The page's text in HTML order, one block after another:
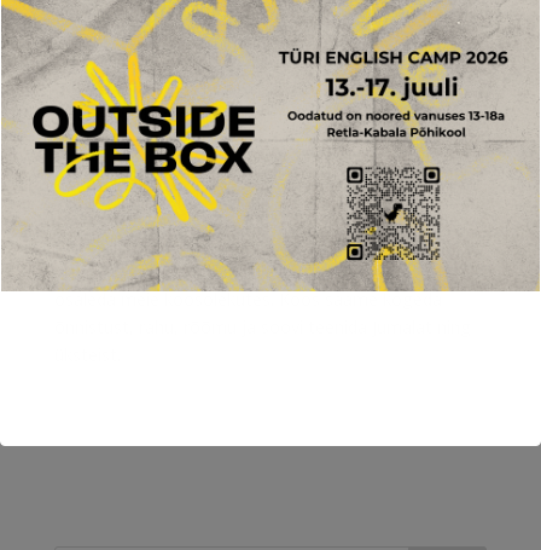
tähendab, et meie kõigi ühendatus Kristuses on tugev
ning üksteise toetamine on oluline.
Koguja 4:12 rõhutab, et üksinda on raske vastu
pidada, kuid kaks inimest suudavad juba rohkem
saavutada. Kolmekordne lõng ei kista kergesti katki.
See meenutab meile, et üheskoos oleme tugevad ja
suudame ületada kõik takistused, mis meie teele
satuvad.
Naistekad on avatud kõigile naistele, kes soovivad
osaleda meie koosolekutes. Koos saame kogeda